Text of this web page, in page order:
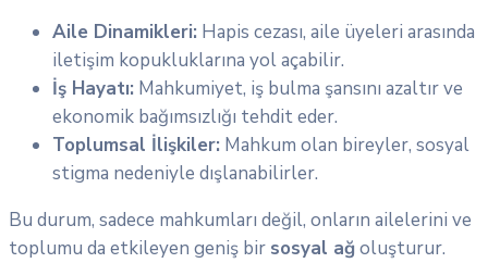
Aile Dinamikleri: Hapis cezası, aile üyeleri arasında
iletişim kopukluklarına yol açabilir.
İş Hayatı: Mahkumiyet, iş bulma şansını azaltır ve
ekonomik bağımsızlığı tehdit eder.
Toplumsal İlişkiler: Mahkum olan bireyler, sosyal
stigma nedeniyle dışlanabilirler.
Bu durum, sadece mahkumları değil, onların ailelerini ve
toplumu da etkileyen geniş bir sosyal ağoluşturur.